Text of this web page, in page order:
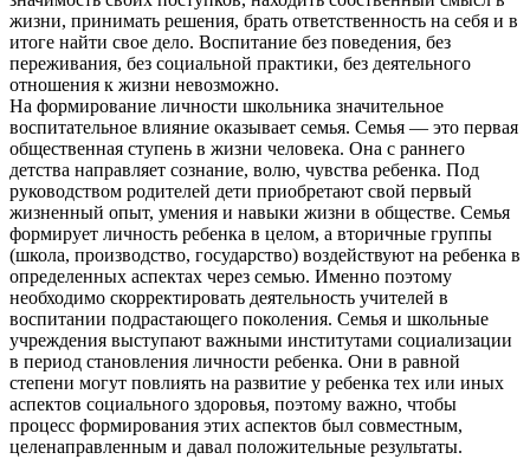
жизни, принимать решения, брать ответственность на себя и в
итоге найти свое дело. Воспитание без поведения, без
переживания, без социальной практики, без деятельного
отношения к жизни невозможно.
На формирование личности школьника значительное
воспитательное влияние оказывает семья. Семья — это первая
общественная ступень в жизни человека. Она с раннего
детства направляет сознание, волю, чувства ребенка. Под
руководством родителей дети приобретают свой первый
жизненный опыт, умения и навыки жизни в обществе. Семья
формирует личность ребенка в целом, а вторичные группы
(школа, производство, государство) воздействуют на ребенка в
определенных аспектах через семью. Именно поэтому
необходимо скорректировать деятельность учителей в
воспитании подрастающего поколения. Семья и школьные
учреждения выступают важными институтами социализации
в период становления личности ребенка. Они в равной
степени могут повлиять на развитие у ребенка тех или иных
аспектов социального здоровья, поэтому важно, чтобы
процесс формирования этих аспектов был совместным,
целенаправленным и давал положительные результаты.